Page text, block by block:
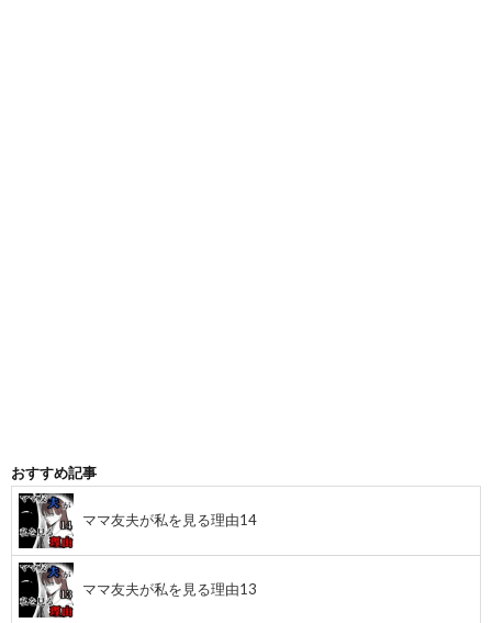
おすすめ記事
ママ友夫が私を見る理由14
ママ友夫が私を見る理由13